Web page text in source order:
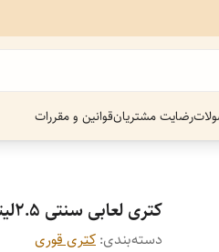
رضایت مشتریانقوانین و مقررات
کتری لعابی سنتی 2.5لیتر
دسته‌بندی: کتری قوری